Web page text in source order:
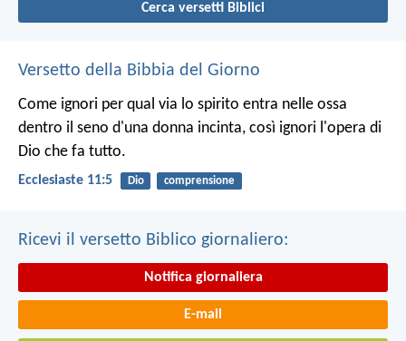
Cerca versetti Biblici
Versetto della Bibbia del Giorno
Come ignori per qual via lo spirito entra nelle ossa
dentro il seno d'una donna incinta, così ignori l'opera di
Dio che fa tutto.
Ecclesiaste 11:5 Dio comprensione
Ricevi il versetto Biblico giornaliero:
Notifica giornaliera
E-mail